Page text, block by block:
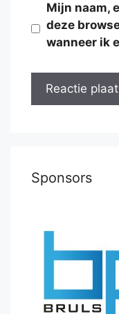
Mijn naam,
deze
wanneer ik
Sponsors